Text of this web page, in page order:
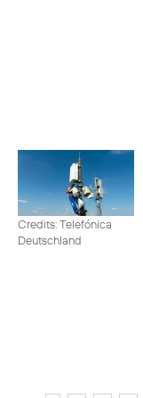
Credits: Telefónica
Deutschland